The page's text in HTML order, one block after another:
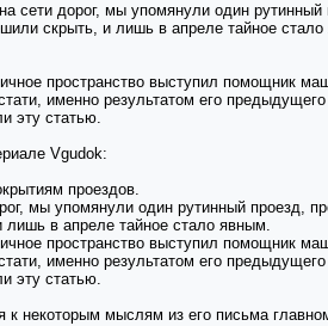
дорог, мы упомянули один
скрыть, и лишь в апреле тайное
пространство выступил помощник
именно результатом его
эту статью.
Vgudok:
проездов.
мы упомянули один рутинный проезд,
лишь в апреле тайное стало явным.
пространство выступил помощник
именно результатом его
эту статью.
некоторым мыслям из его письма